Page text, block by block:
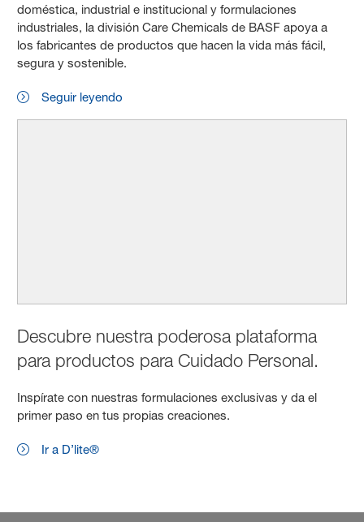
doméstica, industrial e institucional y formulaciones
industriales, la división Care Chemicals de BASF apoya a
los fabricantes de productos que hacen la vida más fácil,
segura y sostenible.
Seguir leyendo
Descubre nuestra poderosa plataforma
para productos para Cuidado Personal.
Inspírate con nuestras formulaciones exclusivas y da el
primer paso en tus propias creaciones.
Ir a D’lite®